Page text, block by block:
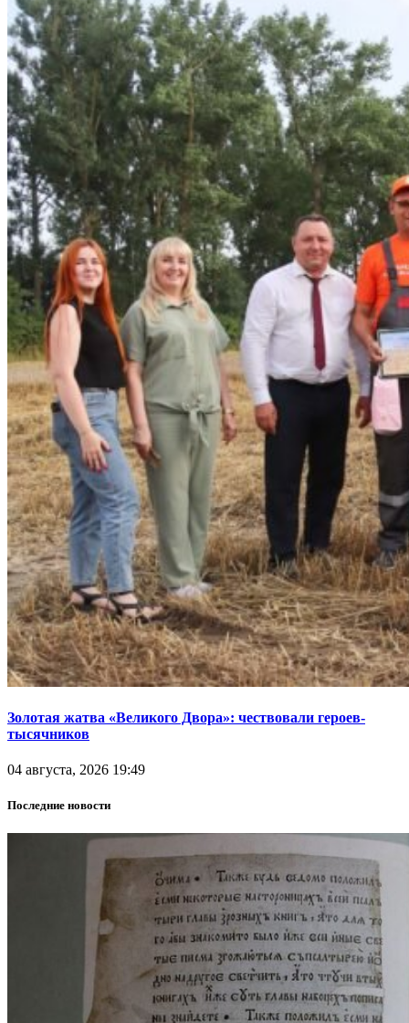
Золотая жатва «Великого Двора»: чествовали героев-
тысячников
04 августа, 2026 19:49
Последние новости